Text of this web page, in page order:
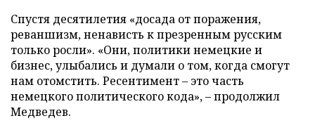
Спустя десятилетия «досада от поражения,
реваншизм, ненависть к презренным русским
только росли». «Они, политики немецкие и
бизнес, улыбались и думали о том, когда смогут
нам отомстить. Ресентимент – это часть
немецкого политического кода», – продолжил
Медведев.